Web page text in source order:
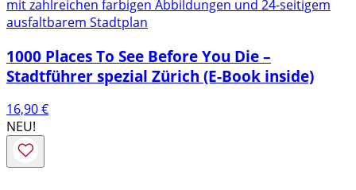
mit zahlreichen farbigen Abbildungen und 24-seitigem
ausfaltbarem Stadtplan
1000 Places To See Before You Die –
Stadtführer spezial Zürich (E-Book inside)
16,90€
NEU!